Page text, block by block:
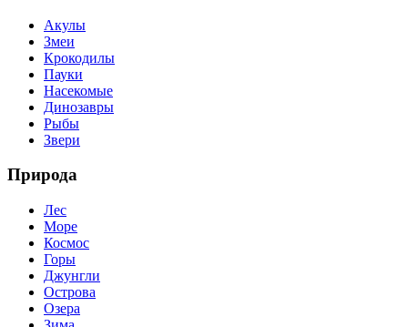
Акулы
Змеи
Крокодилы
Пауки
Насекомые
Динозавры
Рыбы
Звери
Природа
Лес
Море
Космос
Горы
Джунгли
Острова
Озера